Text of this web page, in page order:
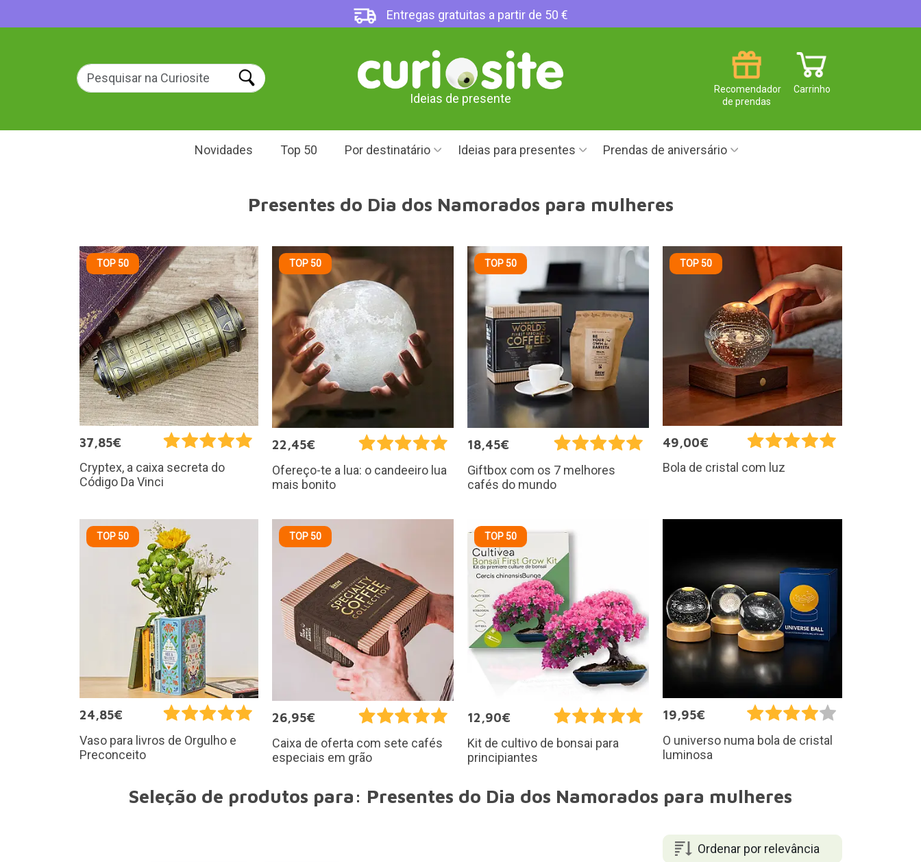
Entregas gratuitas a partir de 50 €
Ideias de presente
Carrinho
Recomendador
de prendas
Novidades Top 50 Por destinatário Ideias para presentes Prendas de aniversário
Presentes do Dia dos Namorados para mulheres
TOP 50
37,85€
Cryptex, a caixa secreta do
Código Da Vinci
TOP 50
22,45€
Ofereço-te a lua: o candeeiro lua
mais bonito
TOP 50
18,45€
Giftbox com os 7 melhores
cafés do mundo
TOP 50
49,00€
Bola de cristal com luz
TOP 50
24,85€
Vaso para livros de Orgulho e
Preconceito
TOP 50
26,95€
Caixa de oferta com sete cafés
especiais em grão
TOP 50
12,90€
Kit de cultivo de bonsai para
principiantes
19,95€
O universo numa bola de cristal
luminosa
Seleção de produtos para: Presentes do Dia dos Namorados para mulheres
Ordenar por relevância